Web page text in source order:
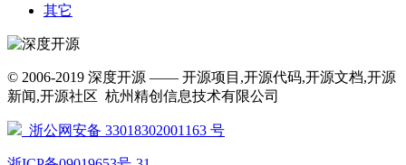
其它
© 2006-2019 深度开源 —— 开源项目,开源代码,开源文档,开源
新闻,开源社区 杭州精创信息技术有限公司
浙公网安备 33018302001163 号